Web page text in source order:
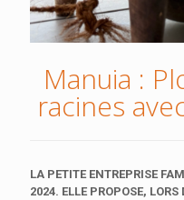
Manuia :
racines
LA PETITE ENTREPRISE
2024. ELLE PROPOSE,